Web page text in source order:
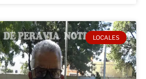
LOCALES